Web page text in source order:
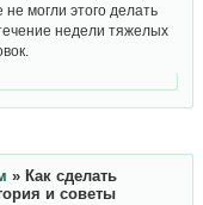
не могли этого делать
недели тяжелых
» Как сделать
и советы